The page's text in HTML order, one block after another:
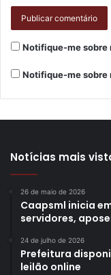
Notifique-me sobre
Notifique-me sobre
Notícias mais
26 de maio de 2026
Caapsml inicia
servidores,
24 de julho de 2026
Prefeitura
leilão online